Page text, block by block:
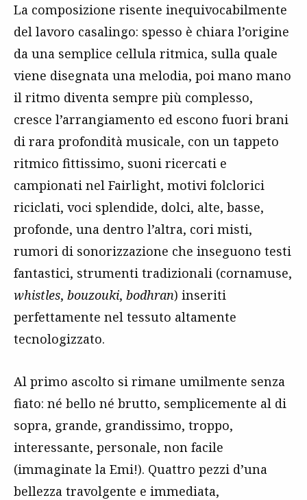
La composizione risente inequivocabilmente
del lavoro casalingo: spesso è chiara l’origine
da una semplice cellula ritmica, sulla quale
viene disegnata una melodia, poi mano mano
il ritmo diventa sempre più complesso,
cresce l’arrangiamento ed escono fuori brani
di rara profondità musicale, con un tappeto
ritmico fittissimo, suoni ricercati e
campionati nel Fairlight, motivi folclorici
riciclati, voci splendide, dolci, alte, basse,
profonde, una dentro l’altra, cori misti,
rumori di sonorizzazione che inseguono testi
fantastici, strumenti tradizionali (cornamuse,
whistles, bouzouki, bodhran) inseriti
perfettamente nel tessuto altamente
tecnologizzato.
Al primo ascolto si rimane umilmente senza
fiato: né bello né brutto, semplicemente al di
sopra, grande, grandissimo, troppo,
interessante, personale, non facile
(immaginate la Emi!). Quattro pezzi d’una
bellezza travolgente e immediata,